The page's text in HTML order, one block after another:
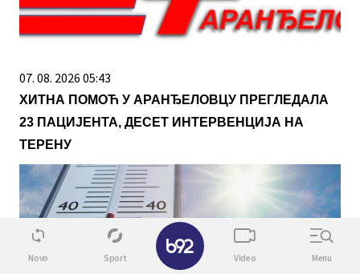
07. 08. 2026 05:43
ХИТНА ПОМОЋ У АРАНЂЕЛОВЦУ ПРЕГЛЕДАЛА
23 ПАЦИЈЕНТА, ДЕСЕТ ИНТЕРВЕНЦИЈА НА
ТЕРЕНУ
Novo Sport Video Menu
✕